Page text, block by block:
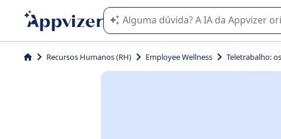
A IA do Appvizer o orienta no uso ou na
Recursos Humanos (RH) Employee Wellness Teletrabalho: